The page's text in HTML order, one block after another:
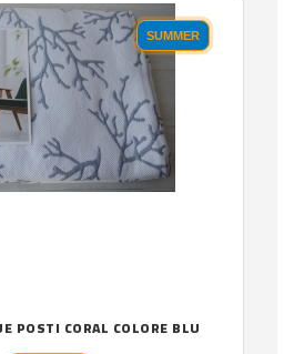
SUMMER
POSTI CORAL COLORE BLU